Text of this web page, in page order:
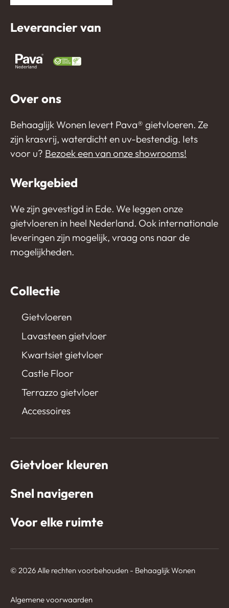
Leverancier van
Over ons
Behaaglijk Wonen levert Pava®️ gietvloeren. Ze
zijn krasvrij, waterdicht en uv-bestendig. Iets
voor u? Bezoek een van onze showrooms!
Werkgebied
We zijn gevestigd in Ede. We leggen onze
gietvloeren in heel Nederland. Ook internationale
leveringen zijn mogelijk, vraag ons naar de
mogelijkheden.
Collectie
Gietvloeren
Lavasteen gietvloer
Kwartsiet gietvloer
Castle Floor
Terrazzo gietvloer
Accessoires
Gietvloer kleuren
Snel navigeren
Voor elke ruimte
© 2026 Alle rechten voorbehouden - Behaaglijk Wonen
Algemene voorwaarden